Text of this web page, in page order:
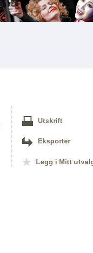
Utskrift
Eksporter
Legg i Mitt